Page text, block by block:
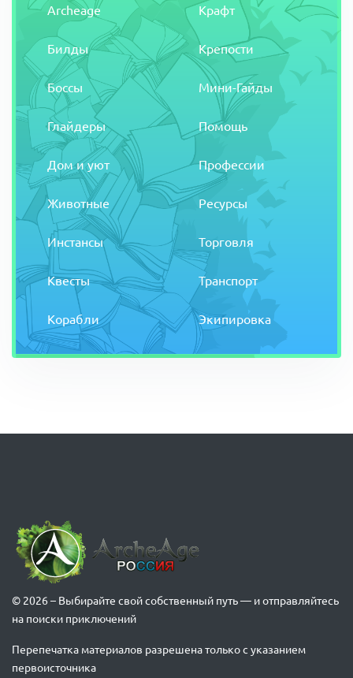
Archeage
Билды
Боссы
Глайдеры
Дом и уют
Животные
Инстансы
Квесты
Корабли
Крафт
Крепости
Мини-Гайды
Помощь
Профессии
Ресурсы
Торговля
Транспорт
Экипировка
© 2026 – Выбирайте свой собственный путь — и отправляйтесь
на поиски приключений
Перепечатка материалов разрешена только с указанием
первоисточника